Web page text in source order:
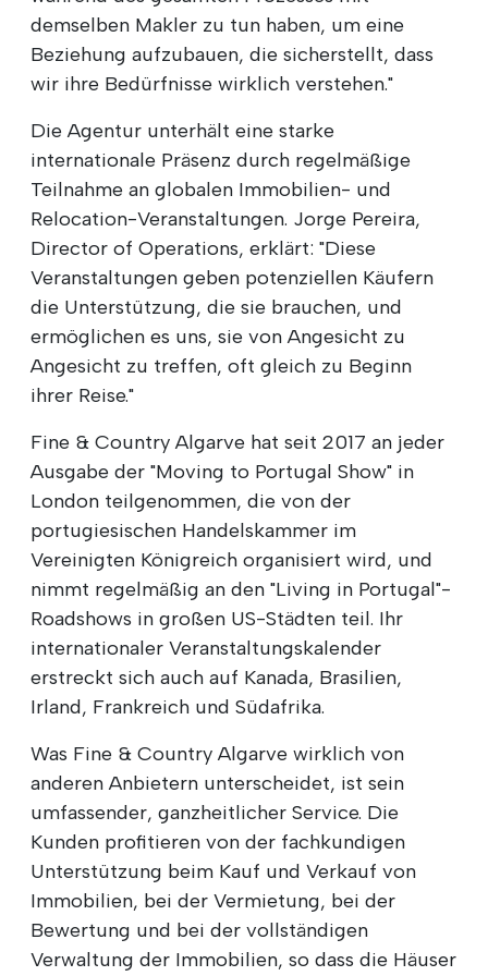
demselben Makler zu tun haben, um eine
Beziehung aufzubauen, die sicherstellt, dass
wir ihre Bedürfnisse wirklich verstehen."
Die Agentur unterhält eine starke
internationale Präsenz durch regelmäßige
Teilnahme an globalen Immobilien- und
Relocation-Veranstaltungen. Jorge Pereira,
Director of Operations, erklärt: "Diese
Veranstaltungen geben potenziellen Käufern
die Unterstützung, die sie brauchen, und
ermöglichen es uns, sie von Angesicht zu
Angesicht zu treffen, oft gleich zu Beginn
ihrer Reise."
Fine & Country Algarve hat seit 2017 an jeder
Ausgabe der "Moving to Portugal Show" in
London teilgenommen, die von der
portugiesischen Handelskammer im
Vereinigten Königreich organisiert wird, und
nimmt regelmäßig an den "Living in Portugal"-
Roadshows in großen US-Städten teil. Ihr
internationaler Veranstaltungskalender
erstreckt sich auch auf Kanada, Brasilien,
Irland, Frankreich und Südafrika.
Was Fine & Country Algarve wirklich von
anderen Anbietern unterscheidet, ist sein
umfassender, ganzheitlicher Service. Die
Kunden profitieren von der fachkundigen
Unterstützung beim Kauf und Verkauf von
Immobilien, bei der Vermietung, bei der
Bewertung und bei der vollständigen
Verwaltung der Immobilien, so dass die Häuser